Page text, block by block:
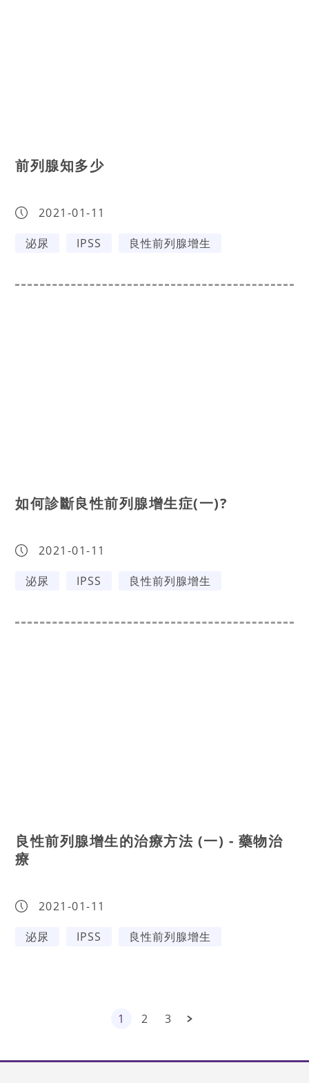
前列腺知多少
2021-01-11
泌尿
IPSS 良性前列腺增生
如何診斷良性前列腺增生症(一)?
2021-01-11
泌尿
IPSS 良性前列腺增生
良性前列腺增生的治療方法 (一) - 藥物治
療
2021-01-11
泌尿
IPSS 良性前列腺增生
1 2 3